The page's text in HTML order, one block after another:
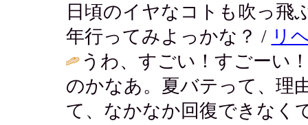
日頃のイヤなコトも吹っ飛
年行ってみよっかな？ / リ
うわ、すごい！すごーい
のかなあ。夏バテって、理
て、なかなか回復できなく